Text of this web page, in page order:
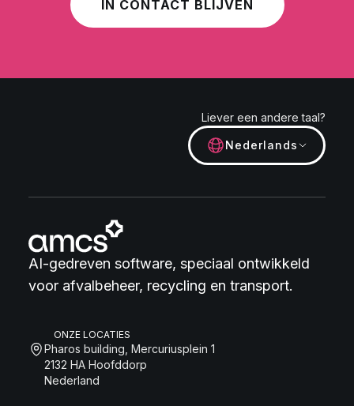
IN CONTACT BLIJVEN
Liever een andere taal?
Nederlands
AI-gedreven software, speciaal ontwikkeld
voor afvalbeheer, recycling en transport.
ONZE LOCATIES
Pharos building, Mercuriusplein 1
2132 HA Hoofddorp
Nederland